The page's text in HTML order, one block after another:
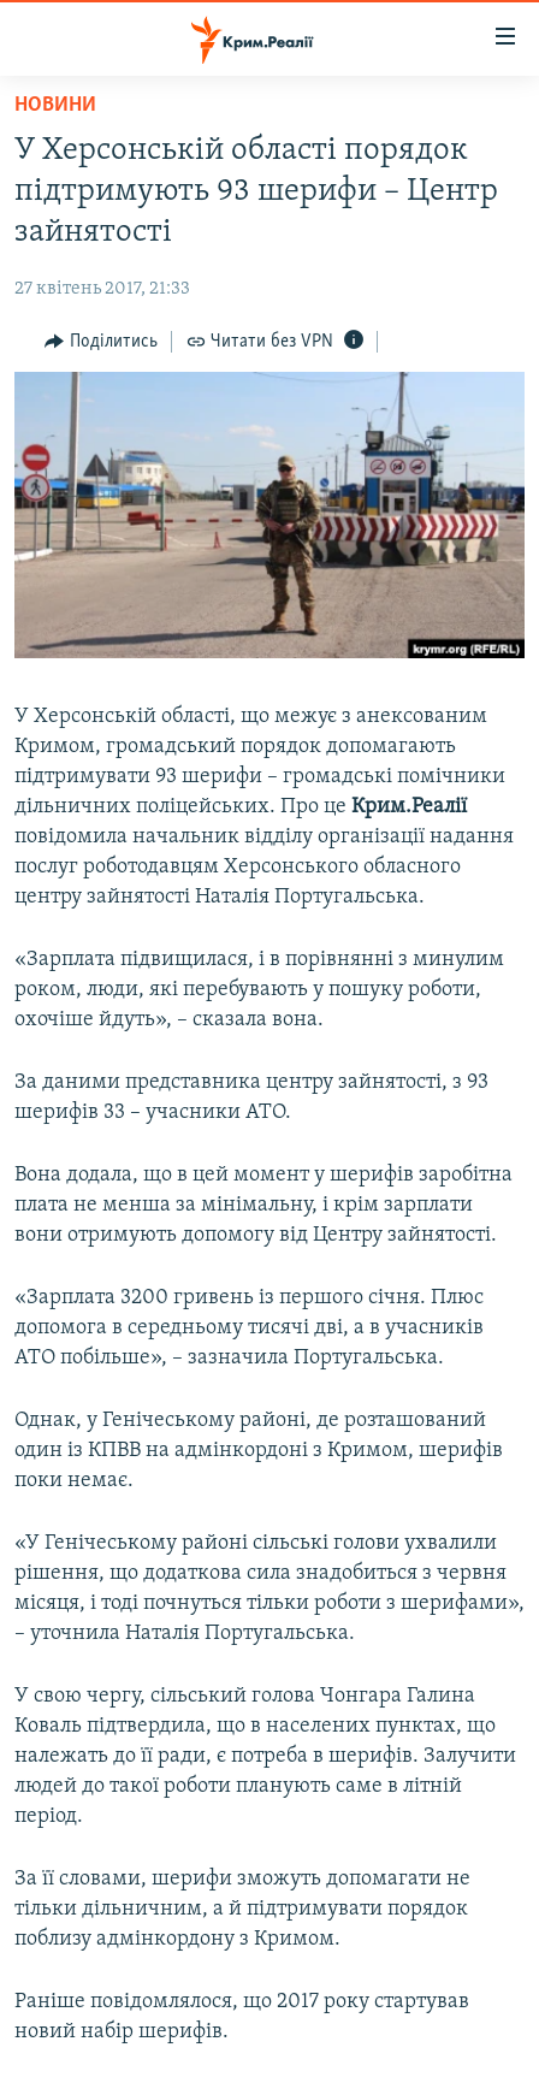
Перейти
основного
матеріалу
Перейти
до
основної
Перейти
до
пошуку
ВОДА.КРИМ
ВІДЕО ТА ФОТО
БЛОГИ
ПОГЛЯД
ІНТЕРВ'Ю
ВСЕ ЗА ДЕНЬ
СПЕЦПРОЕКТИ
ДЕПОРТАЦІЯ
ВІДЕОУРОКИ «ELIFBE»
УКРАЇНСЬКА ПРОБЛЕМА КРИМУ
ЯК ОБІЙТИ БЛОКУВАННЯ
Qırımtatar
Усі сайти RFE/RL
НОВИНИ
У Херсонській області порядок
підтримують 93 шерифи – Центр
зайнятості
27 квітень 2017, 21:33
Поділитись Читати без VPN
У Херсонській області, що межує з анексованим
Кримом, громадський порядок допомагають
підтримувати 93 шерифи – громадські помічники
дільничних поліцейських. Про це Крим.Реалії
повідомила начальник відділу організації надання
послуг роботодавцям Херсонського обласного
центру зайнятості Наталія Португальська.
«Зарплата підвищилася, і в порівнянні з минулим
роком, люди, які перебувають у пошуку роботи,
охочіше йдуть», – сказала вона.
За даними представника центру зайнятості, з 93
шерифів 33 – учасники АТО.
Вона додала, що в цей момент у шерифів заробітна
плата не менша за мінімальну, і крім зарплати
вони отримують допомогу від Центру зайнятості.
«Зарплата 3200 гривень із першого січня. Плюс
допомога в середньому тисячі дві, а в учасників
АТО побільше», – зазначила Португальська.
Однак, у Генічеському районі, де розташований
один із КПВВ на адмінкордоні з Кримом, шерифів
поки немає.
«У Генічеському районі сільські голови ухвалили
рішення, що додаткова сила знадобиться з червня
місяця, і тоді почнуться тільки роботи з шерифами»,
– уточнила Наталія Португальська.
У свою чергу, сільський голова Чонгара Галина
Коваль підтвердила, що в населених пунктах, що
належать до її ради, є потреба в шерифів. Залучити
людей до такої роботи планують саме в літній
період.
За її словами, шерифи зможуть допомагати не
тільки дільничним, а й підтримувати порядок
поблизу адмінкордону з Кримом.
Раніше повідомлялося, що 2017 року стартував
новий набір шерифів.